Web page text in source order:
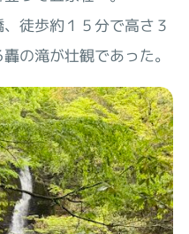
徒歩約１５分で高さ３
の滝が壮観であった。